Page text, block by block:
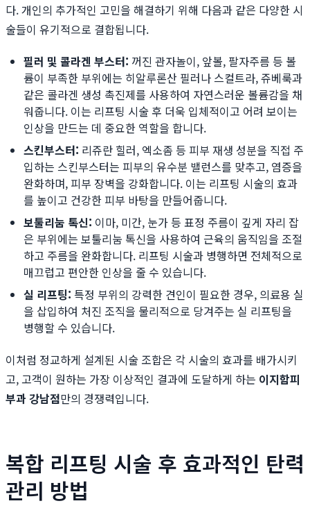
다. 개인의 추가적인 고민을 해결하기 위해 다음과 같은 다양한 시
술들이 유기적으로 결합됩니다.
필러 및 콜라겐 부스터: 꺼진 관자놀이, 앞볼, 팔자주름 등 볼
륨이 부족한 부위에는 히알루론산 필러나 스컬트라, 쥬베룩과
같은 콜라겐 생성 촉진제를 사용하여 자연스러운 볼륨감을 채
워줍니다. 이는 리프팅 시술 후 더욱 입체적이고 어려 보이는
인상을 만드는 데 중요한 역할을 합니다.
스킨부스터: 리쥬란 힐러, 엑소좀 등 피부 재생 성분을 직접 주
입하는 스킨부스터는 피부의 유수분 밸런스를 맞추고, 염증을
완화하며, 피부 장벽을 강화합니다. 이는 리프팅 시술의 효과
를 높이고 건강한 피부 바탕을 만들어줍니다.
보툴리눔 톡신: 이마, 미간, 눈가 등 표정 주름이 깊게 자리 잡
은 부위에는 보툴리눔 톡신을 사용하여 근육의 움직임을 조절
하고 주름을 완화합니다. 리프팅 시술과 병행하면 전체적으로
매끄럽고 편안한 인상을 줄 수 있습니다.
실 리프팅: 특정 부위의 강력한 견인이 필요한 경우, 의료용 실
을 삽입하여 처진 조직을 물리적으로 당겨주는 실 리프팅을
병행할 수 있습니다.
이처럼 정교하게 설계된 시술 조합은 각 시술의 효과를 배가시키
고, 고객이 원하는 가장 이상적인 결과에 도달하게 하는 이지함피
부과 강남점만의 경쟁력입니다.
복합 리프팅 시술 후 효과적인 탄력
관리 방법